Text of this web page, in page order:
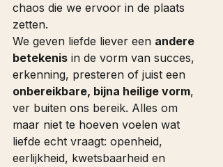
chaos die we ervoor in de plaats
zetten.
We geven liefde liever een andere
betekenis in de vorm van succes,
erkenning, presteren of juist een
onbereikbare, bijna heilige vorm,
ver buiten ons bereik. Alles om
maar niet te hoeven voelen wat
liefde echt vraagt: openheid,
eerlijkheid, kwetsbaarheid en